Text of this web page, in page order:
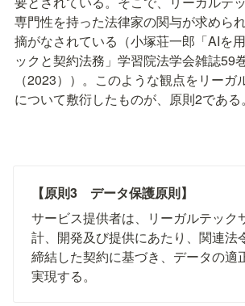
専門性を持った法律家の関与が求めら
摘がなされている（小塚荘一郎「AIを
ックと契約法務」学習院法学会雑誌59
（2023））。このような観点をリーガ
について敷衍したものが、原則2である。
【原則3　データ保護原則】
サービス提供者は、リーガルテック
計、開発及び提供にあたり、関連法
締結した契約に基づき、データの適
実現する。